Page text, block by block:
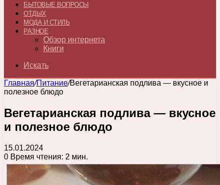
БЫТОВЫЕ ВОПРОСЫ
ОТДЫХ
МОДА И СТИЛЬ
РАЗНОЕ
Обзор интернета
Книги
Искать
Главная/Питание/Вегетарианская подлива — вкусное и
полезное блюдо
Вегетарианская подлива — вкусное
и полезное блюдо
15.01.2024
0 Время чтения: 2 мин.